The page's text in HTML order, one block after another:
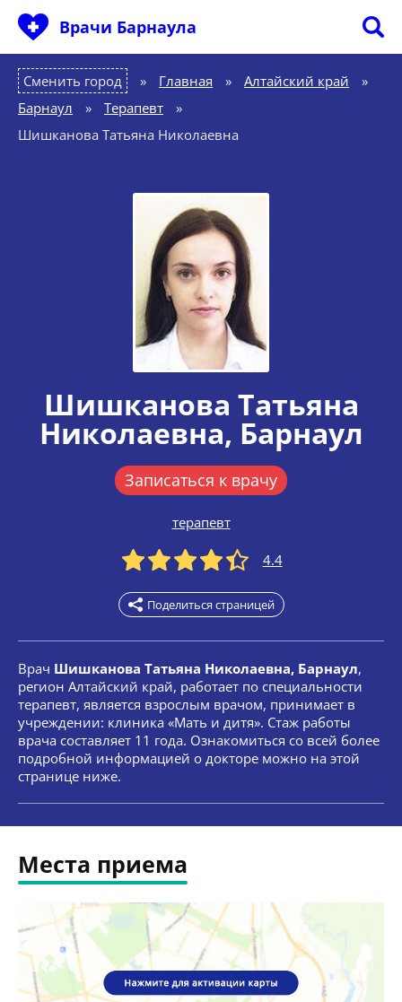
Врачи Барнаула
Сменить город Главная » Алтайский край
»
Барнаул
» Терапевт
»
Шишканова Татьяна Николаевна
Шишканова Татьяна
Николаевна, Барнаул
Записаться к врачу
терапевт
4.4
Поделиться страницей
Врач Шишканова Татьяна Николаевна, Барнаул,
регион Алтайский край, работает по специальности
терапевт, является взрослым врачом, принимает в
учреждении: клиника «Мать и дитя». Стаж работы
врача составляет 11 года. Ознакомиться со всей более
подробной информацией о докторе можно на этой
странице ниже.
Места приема